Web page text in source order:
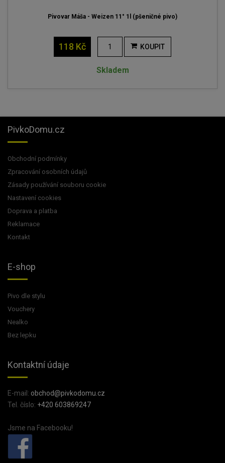
Pivovar Máša - Weizen 11° 1l (pšeničné pivo)
118 Kč KOUPIT
Skladem
PivkoDomu.cz
Obchodní podmínky
Zpracování osobních údajů
Zásady používání souboru cookie
Nastavení cookies
Doprava a platba
Reklamace
Kontakt
E-shop
Pivo dle stylu
Vouchery
Nealko
Bez lepku
Kontaktní údaje
E-mail: obchod@pivkodomu.cz
Tel. číslo: +420 603869247
Jsme na Facebooku!